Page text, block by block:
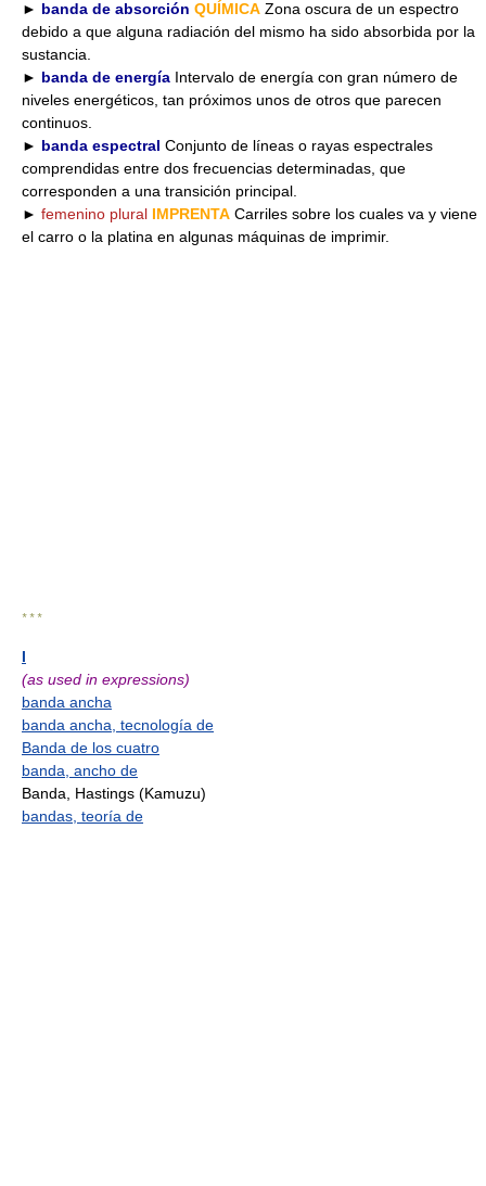
► banda de absorción QUÍMICA Zona oscura de un espectro
debido a que alguna radiación del mismo ha sido absorbida por la
sustancia.
► banda de energía Intervalo de energía con gran número de
niveles energéticos, tan próximos unos de otros que parecen
continuos.
► banda espectral Conjunto de líneas o rayas espectrales
comprendidas entre dos frecuencias determinadas, que
corresponden a una transición principal.
► femenino plural IMPRENTA Carriles sobre los cuales va y viene
el carro o la platina en algunas máquinas de imprimir.
* * *
I
(as used in expressions)
banda ancha
banda ancha, tecnología de
Banda de los cuatro
banda, ancho de
Banda, Hastings (Kamuzu)
bandas, teoría de